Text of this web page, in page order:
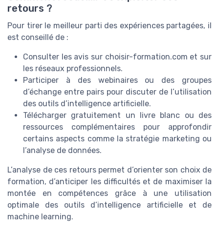
retours ?
Pour tirer le meilleur parti des expériences partagées, il
est conseillé de :
Consulter les avis sur choisir-formation.com et sur
les réseaux professionnels.
Participer à des webinaires ou des groupes
d’échange entre pairs pour discuter de l’utilisation
des outils d’intelligence artificielle.
Télécharger gratuitement un livre blanc ou des
ressources complémentaires pour approfondir
certains aspects comme la stratégie marketing ou
l’analyse de données.
L’analyse de ces retours permet d’orienter son choix de
formation, d’anticiper les difficultés et de maximiser la
montée en compétences grâce à une utilisation
optimale des outils d’intelligence artificielle et de
machine learning.